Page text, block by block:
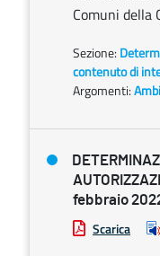
Comuni della
Sezione:
contenuto di
Argomenti:
febbraio
Scarica